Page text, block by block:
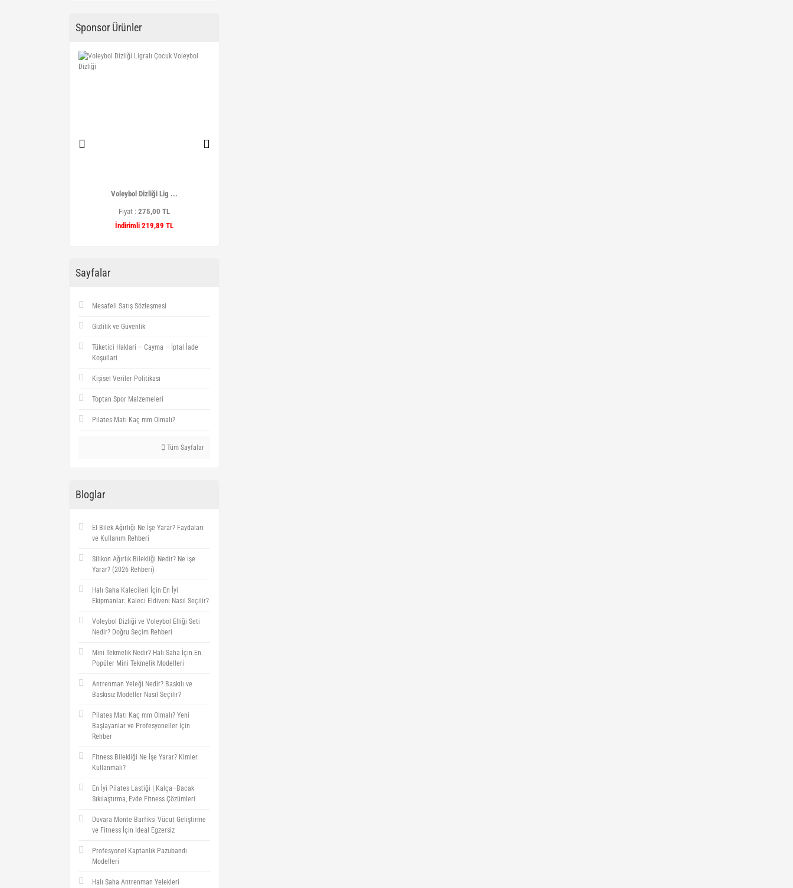
Sponsor Ürünler
Voleybol Dizliği Lig ...
Fiyat : 275,00 TL
İndirimli 219,89 TL
Sayfalar
Mesafeli Satış Sözleşmesi
Gizlilik ve Güvenlik
Tüketici Haklari – Cayma – İptal İade
Koşullari
Kişisel Veriler Politikası
Toptan Spor Malzemeleri
Pilates Matı Kaç mm Olmalı?
Tüm Sayfalar
Bloglar
El Bilek Ağırlığı Ne İşe Yarar? Faydaları
ve Kullanım Rehberi
Silikon Ağırlık Bilekliği Nedir? Ne İşe
Yarar? (2026 Rehberi)
Halı Saha Kalecileri İçin En İyi
Ekipmanlar: Kaleci Eldiveni Nasıl Seçilir?
Voleybol Dizliği ve Voleybol Elliği Seti
Nedir? Doğru Seçim Rehberi
Mini Tekmelik Nedir? Halı Saha İçin En
Popüler Mini Tekmelik Modelleri
Antrenman Yeleği Nedir? Baskılı ve
Baskısız Modeller Nasıl Seçilir?
Pilates Matı Kaç mm Olmalı? Yeni
Başlayanlar ve Profesyoneller İçin
Rehber
Fitness Bilekliği Ne İşe Yarar? Kimler
Kullanmalı?
En İyi Pilates Lastiği | Kalça–Bacak
Sıkılaştırma, Evde Fitness Çözümleri
Duvara Monte Barfiksi Vücut Geliştirme
ve Fitness İçin İdeal Egzersiz
Profesyonel Kaptanlık Pazubandı
Modelleri
Halı Saha Antrenman Yelekleri